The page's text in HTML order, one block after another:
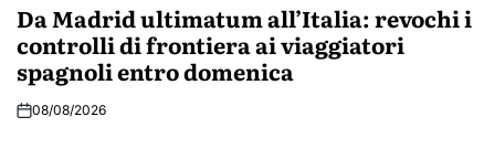
Da Madrid ultimatum all’Italia: revochi i
controlli di frontiera ai viaggiatori
spagnoli entro domenica
08/08/2026